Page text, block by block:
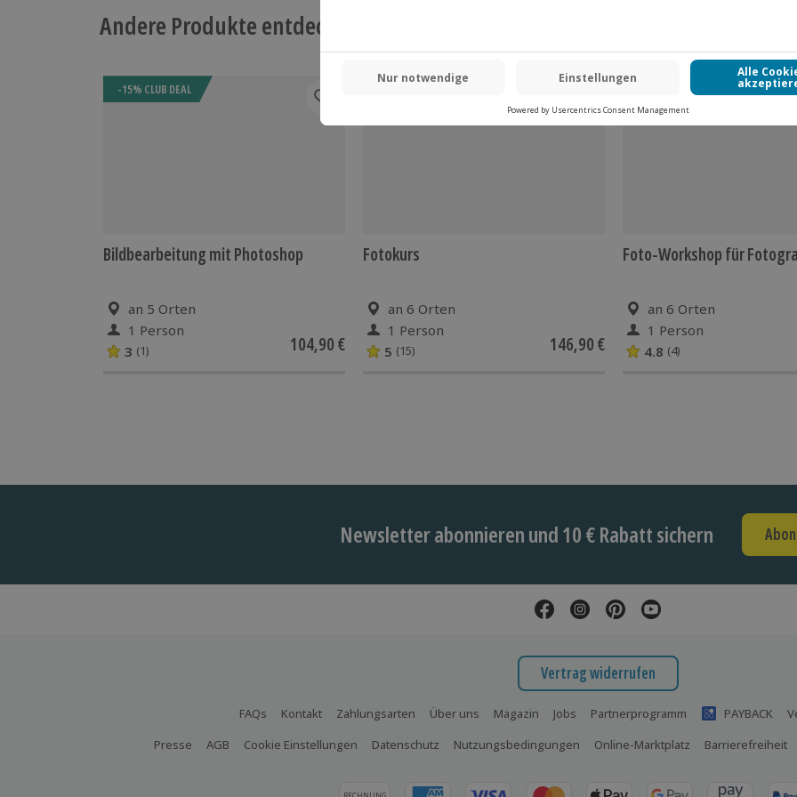
Andere Produkte entdecken
-15% CLUB DEAL
Bildbearbeitung mit Photoshop
an 5 Orten
1 Person
3 (1) 104,90 €
Fotokurs
an 6 Orten
1 Person
5 (15) 146,90 €
-15% CLUB DEAL
Foto-Workshop für
an 6 Orten
1 Person
4.8 (4)
Newsletter abonnieren und 10 € Rabatt sichern
Vertrag widerrufen
FAQs Kontakt Zahlungsarten Über uns Magazin Jobs Partnerprogramm PAYBACK
Presse
AGB Cookie Einstellungen Datenschutz Nutzungsbedingungen Online-Marktplatz Barrierefreiheit